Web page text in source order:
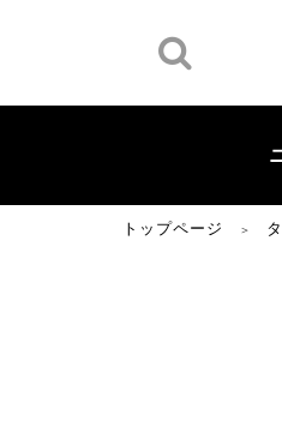
トップページ ＞